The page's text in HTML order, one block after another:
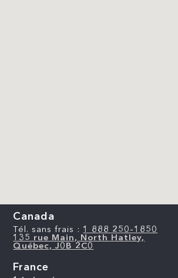
Canada
Tél. sans frais : 1 888 250-1850
135 rue Main, North Hatley,
Québec, J0B 2C0
France